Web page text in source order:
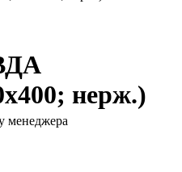
нерж.)
менеджера